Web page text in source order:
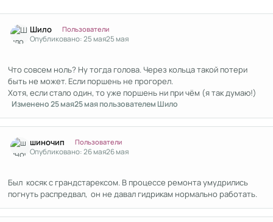
Шило Пользователи
Опубликовано:25 мая25 мая
Что совсем ноль? Ну тогда голова. Через кольца такой потери
быть не может. Если поршень не прогорел.
Хотя, если стало один, то уже поршень ни при чём (я так думаю!)
Изменено25 мая25 маяпользователем Шило
шиночип Пользователи
Опубликовано:26 мая26 мая
Был косяк с грандстарексом. В процессе ремонта умудрились
погнуть распредвал, он не давал гидрикам нормально работать.